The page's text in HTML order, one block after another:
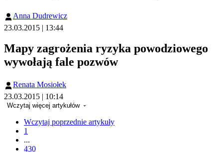
Anna Dudrewicz
23.03.2015 | 13:44
Mapy zagrożenia ryzyka powodziowego
wywołają fale pozwów
Renata Mosiołek
23.03.2015 | 10:14
Wczytaj więcej artykułów
Wczytaj poprzednie artykuły
1
...
430